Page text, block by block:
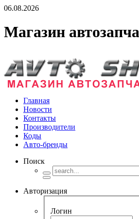
06.08.2026
Магазин
Доставка запчастей по
Главная
Новости
Контакты
Производители
Коды
Авто-бренды
Поиск
Авторизация
Логин